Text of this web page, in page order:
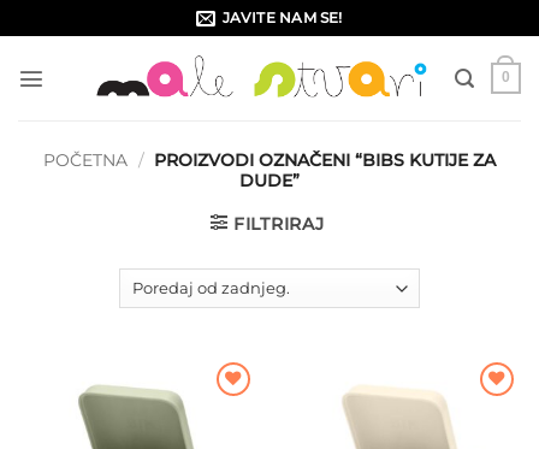
to
content
JAVITE NAM SE!
0
POČETNA / PROIZVODI OZNAČENI “BIBS KUTIJE ZA
DUDE”
FILTRIRAJ